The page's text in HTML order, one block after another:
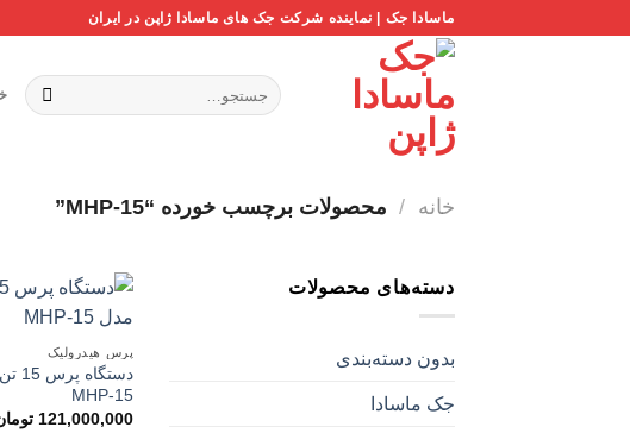
ماسادا جک | نماینده شرکت جک های ماسادا ژاپن در ایران
جستجو
برای:
خانه / محصولات برچسب خورده “MHP-15”
دسته‌های محصولات
بدون دسته‌بندی
جک ماسادا
پرس هیدرولیک
MHP-15
121,000,000